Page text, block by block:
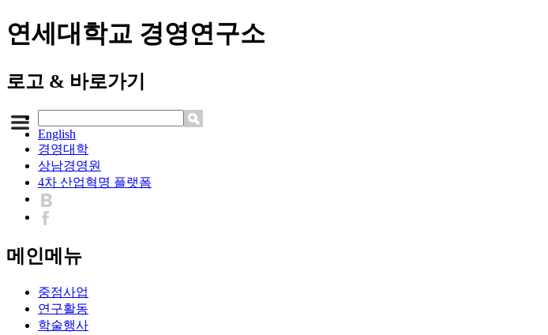
연세대학교 경영연구소
로고 & 바로가기
English
경영대학
상남경영원
4차 산업혁명 플랫폼
메인메뉴
중점사업
연구활동
학술행사